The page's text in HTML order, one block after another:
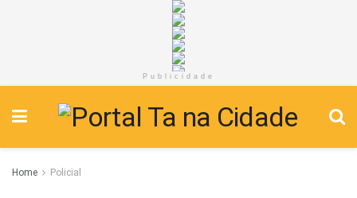
Publicidade
Home Policial